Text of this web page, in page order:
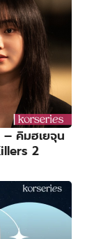
คิมฮเยจุน
2